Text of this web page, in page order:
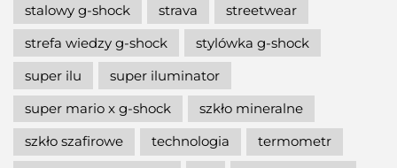
stalowy g-shock
strava
streetwear
strefa wiedzy g-shock
stylówka g-shock
super ilu
super iluminator
super mario x g-shock
szkło mineralne
szkło szafirowe
technologia
termometr